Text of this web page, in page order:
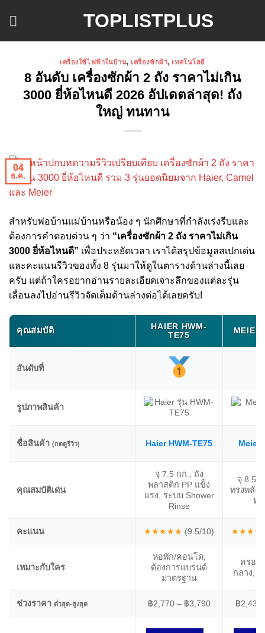
TOPLISTPLUS
เครื่องใช้ไฟฟ้าในบ้าน, เครื่องซักผ้า, เทคโนโลยี
8 อันดับ เครื่องซักผ้า 2 ถัง ราคาไม่เกิน
3000 ยี่ห้อไหนดี 2026 อัปเดตล่าสุด! ถัง
ใหญ่ ทนทาน
04
ธ.ค.
สำหรับพ่อบ้านแม่บ้านหรือน้อง ๆ นักศึกษาที่กำลังเร่งรีบและ
ต้องการคำตอบด่วน ๆ ว่า “เครื่องซักผ้า 2 ถัง ราคาไม่เกิน
3000 ยี่ห้อไหนดี” เพื่อประหยัดเวลา เราได้สรุปข้อมูลสเปกเด่น
และคะแนนรีวิวของทั้ง 8 รุ่นมาให้ดูในตารางด้านล่างนี้เลย
ครับ แต่ถ้าใครอยากอ่านรายละเอียดเจาะลึกของแต่ละรุ่น
เลื่อนลงไปอ่านรีวิวจัดเต็มด้านล่างต่อได้เลยครับ!
คุณสมบัติ
HAIER HWM-
TE75
MEIER
อันดับที่
รูปภาพสินค้า
ชื่อสินค้า (กดดูรีวิว) Haier HWM-TE75 Meier
คุณสมบัติเด่น
จุ 7.5 กก., ถัง
พลาสติก PP แข็ง
แรง, ระบบ Shower
Rinse
จุ 8.5
ทรงพลัง,
ท
คะแนน ★★★★★ (9.5/10)
เหมาะกับใคร
หอพัก/คอนโด,
ต้องการแบรนด์
มาตรฐาน
ครอบ
กลาง,
ช่วงราคา ต่ำสุด-สูงสุด ฿2,770 – ฿3,790 ฿2,430